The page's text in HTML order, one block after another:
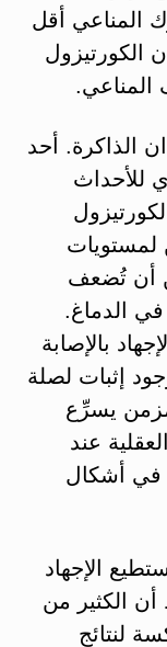
المناعي أقل
الكورتيزول
المناعي.
الذاكرة. أحد
للأحداث
لمستويات
أن تُضعف
في الدماغ.
بالإصابة
إثبات لصلة
يسرِّع
عند
أشكال
الإجهاد
الكثير من
لنتائج